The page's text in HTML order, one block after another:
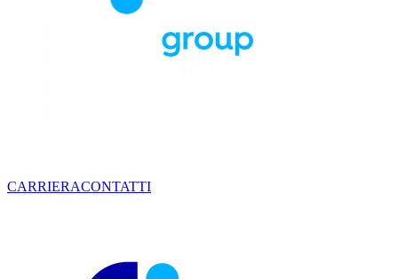
CARRIERACONTATTI